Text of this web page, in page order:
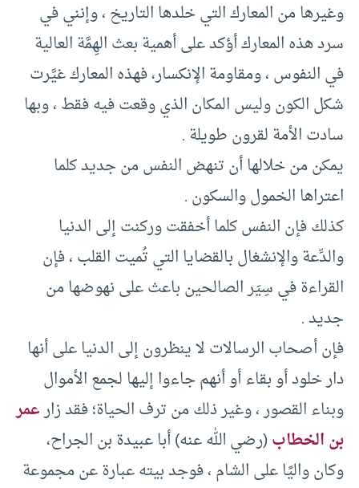
وغيرها من المعارك التي خلدها التاريخ ، وإنني في
سرد هذه المعارك أؤكد على أهمية بعث الهِمَّة العالية
في النفوس ، ومقاومة الإنكسار، فهذه المعارك غيَّرت
شكل الكون وليس المكان الذي وقعت فيه فقط ، وبها
سادت الأمة لقرون طويلة .
يمكن من خلالها أن تنهض النفس من جديد كلما
اعتراها الخمول والسكون .
كذلك فإن النفس كلما أخفقت وركنت إلى الدنيا
والدِّعة والإنشغال بالقضايا التي تُميت القلب ، فإن
القراءة في سِيَر الصالحين باعث على نهوضها من
جديد .
فإن أصحاب الرسالات لا ينظرون إلى الدنيا على أنها
دار خلود أو بقاء أو أنهم جاءوا إليها لجمع الأموال
وبناء القصور ، وغير ذلك من ترف الحياة؛ فقد زارعمر
بن الخطاب(رضي الله عنه) أبا عبيدة بن الجراح،
وكان واليًا على الشام ، فوجد بيته عبارة عن مجموعة